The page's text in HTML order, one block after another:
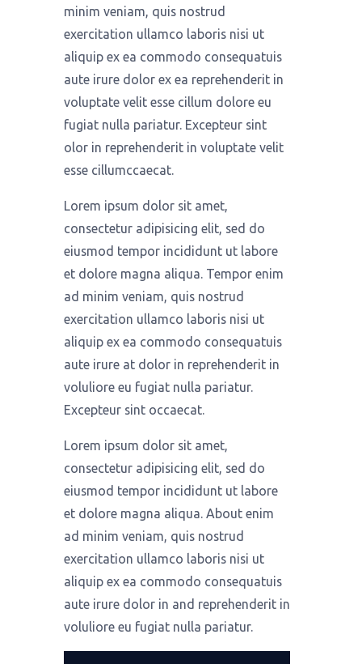
minim veniam, quis nostrud
exercitation ullamco laboris nisi ut
aliquip ex ea commodo consequatuis
aute irure dolor ex ea reprehenderit in
voluptate velit esse cillum dolore eu
fugiat nulla pariatur. Excepteur sint
olor in reprehenderit in voluptate velit
esse cillumccaecat.
Lorem ipsum dolor sit amet,
consectetur adipisicing elit, sed do
eiusmod tempor incididunt ut labore
et dolore magna aliqua. Tempor enim
ad minim veniam, quis nostrud
exercitation ullamco laboris nisi ut
aliquip ex ea commodo consequatuis
aute irure at dolor in reprehenderit in
voluliore eu fugiat nulla pariatur.
Excepteur sint occaecat.
Lorem ipsum dolor sit amet,
consectetur adipisicing elit, sed do
eiusmod tempor incididunt ut labore
et dolore magna aliqua. About enim
ad minim veniam, quis nostrud
exercitation ullamco laboris nisi ut
aliquip ex ea commodo consequatuis
aute irure dolor in and reprehenderit in
voluliore eu fugiat nulla pariatur.